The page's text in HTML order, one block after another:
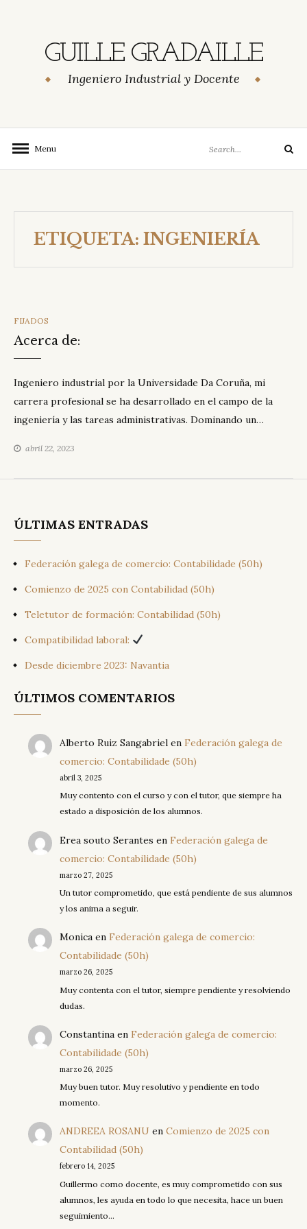
GUILLE GRADAILLE
Ingeniero Industrial y Docente
Menu
for:
Search
ETIQUETA: INGENIERÍA
CATEGORIES
FIJADOS
Acerca de:
Ingeniero industrial por la Universidade Da Coruña, mi
carrera profesional se ha desarrollado en el campo de la
ingeniería y las tareas administrativas. Dominando un…
abril 22, 2023
ÚLTIMAS ENTRADAS
Federación galega de comercio: Contabilidade (50h)
Comienzo de 2025 con Contabilidad (50h)
Teletutor de formación: Contabilidad (50h)
Compatibilidad laboral:
Desde diciembre 2023: Navantia
ÚLTIMOS COMENTARIOS
Alberto Ruiz Sangabrielen Federación galega de
comercio: Contabilidade (50h)
abril 3, 2025
Muy contento con el curso y con el tutor, que siempre ha
estado a disposición de los alumnos.
Erea souto Serantes en Federación galega de
comercio: Contabilidade (50h)
marzo 27, 2025
Un tutor comprometido, que está pendiente de sus alumnos
y los anima a seguir.
Monicaen Federación galega de comercio:
Contabilidade (50h)
marzo 26, 2025
Muy contenta con el tutor, siempre pendiente y resolviendo
dudas.
Constantinaen Federación galega de comercio:
Contabilidade (50h)
marzo 26, 2025
Muy buen tutor. Muy resolutivo y pendiente en todo
momento.
ANDREEA ROSANU en Comienzo de 2025 con
Contabilidad (50h)
febrero 14, 2025
Guillermo como docente, es muy comprometido con sus
alumnos, les ayuda en todo lo que necesita, hace un buen
seguimiento…